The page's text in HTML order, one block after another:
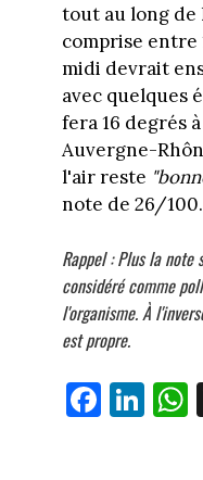
tout au long de
comprise
midi devrait
avec quelques
fera 16 degrés
Auvergne-
l'air reste
note de 26/100.
Rappel : Plus la note
considéré comme
l'organisme. À
est propre.
Fa
ce
Li
nk